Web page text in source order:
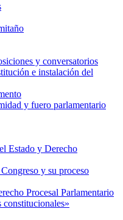
y conversatorios
e instalación del
y fuero parlamentario
Estado y Derecho
y su proceso
Procesal Parlamentario
constitucionales»